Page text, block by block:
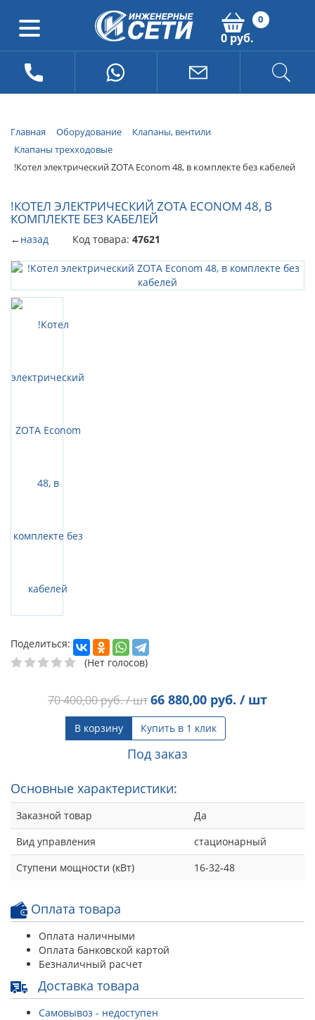
0
0 руб.
Главная Оборудование
Клапаны, вентили
Клапаны трехходовые
!Котел электрический ZOTA Econom 48, в комплекте без кабелей
!КОТЕЛ ЭЛЕКТРИЧЕСКИЙ ZOTA ECONOM 48, В
КОМПЛЕКТЕ БЕЗ КАБЕЛЕЙ
←назад Код товара: 47621
Поделиться:
(Нет голосов)
70 400,00руб. / шт66 880,00 руб. / шт
В корзину Купить в 1 клик
Под заказ
Основные характеристики:
Заказной товар
Да
Вид управления
стационарный
Ступени мощности (кВт)
16-32-48
Оплата товара
Оплата наличными
Оплата банковской картой
Безналичный расчет
Доставка товара
Самовывоз - недоступен